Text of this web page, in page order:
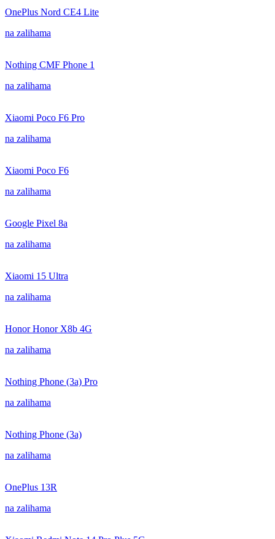
OnePlus Nord CE4 Lite
na zalihama
Nothing CMF Phone 1
na zalihama
Xiaomi Poco F6 Pro
na zalihama
Xiaomi Poco F6
na zalihama
Google Pixel 8a
na zalihama
Xiaomi 15 Ultra
na zalihama
Honor Honor X8b 4G
na zalihama
Nothing Phone (3a) Pro
na zalihama
Nothing Phone (3a)
na zalihama
OnePlus 13R
na zalihama